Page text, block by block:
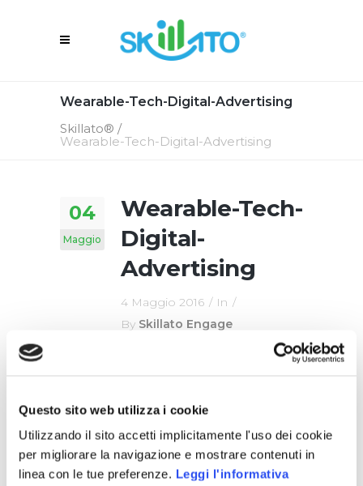
Questo sito web utilizza i cookie
Utilizzando il sito accetti implicitamente l'uso dei cookie
per migliorare la navigazione e mostrare contenuti in
linea con le tue preferenze. Leggi l'informativa
Wearable-Tech-Digital-Advertising
Skillato® /
Wearable-Tech-Digital-Advertising
04
Maggio
Wearable-Tech-
Digital-
Advertising
4 Maggio 2016
In
By Skillato Engage